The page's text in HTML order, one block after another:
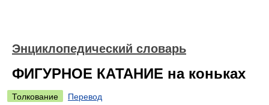
Энциклопедический словарь
ФИГУРНОЕ КАТАНИЕ на коньках
Толкование
Перевод